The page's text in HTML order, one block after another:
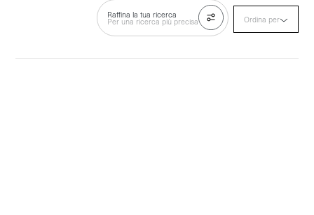
Raffina la tua ricerca
Per una ricerca più precisa Ordina per